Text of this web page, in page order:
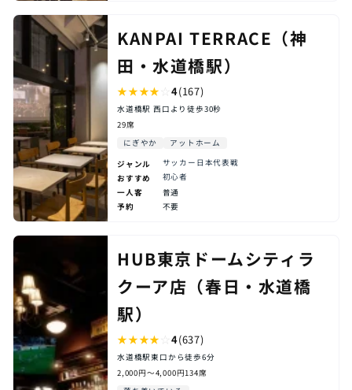
雰囲気
落ち着いている
にぎやか アットホーム
声出しOK
立ち見あり
こんな人におすすめ
初心者
一人飲み
食事メイン
デート向け
グループ向け
観戦以外の楽しみ方
フード充実
ドリンク充実
カラオケ
ゲーム
一人客の多さ
多い（カウンター席あり）
普通
少ない
予約の必要性
不要
試合日は推奨
KANPAI TERRACE（神
田・水道橋駅）
★★★★ ☆4(167)
水道橋駅 西口より徒歩30秒
29席
にぎやか
アットホーム
ジャンル
サッカー 日本代表戦
おすすめ
初心者
一人客
普通
予約
不要
HUB東京ドームシティラ
クーア店（春日・水道橋
駅）
★★★★ ☆4(637)
水道橋駅東口から徒歩6分
2,000円〜4,000円134席